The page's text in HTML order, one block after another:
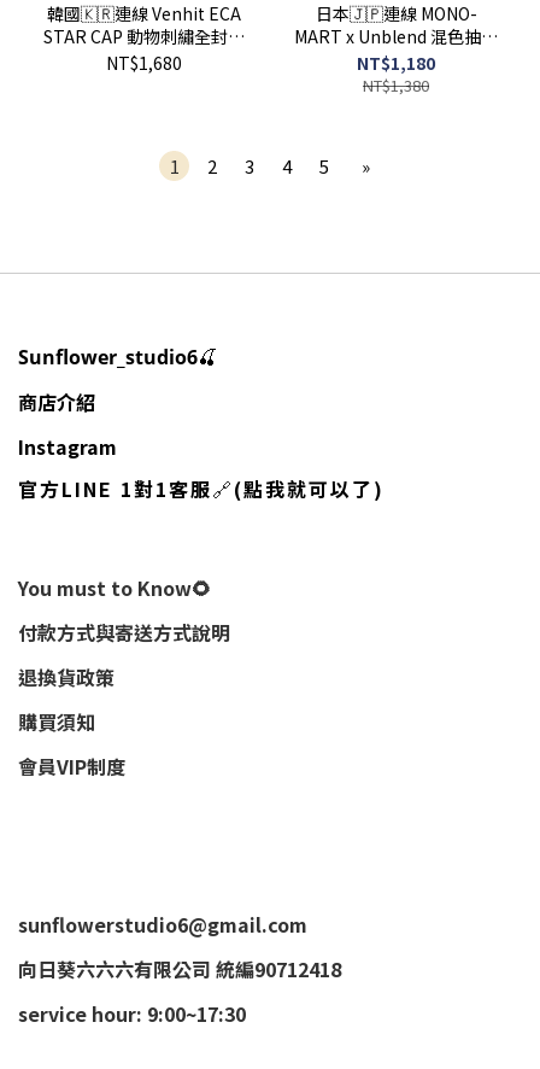
韓國🇰🇷連線 Venhit ECA
STAR CAP 動物刺繡全封帽
天使 翅膀 星星 兔子 猴子 狗
NT$1,680
日本🇯🇵連線 MONO-
MART x Unblend 混色抽繩
休閒運動棉褲 抽繩 休閒褲
運動褲 棉褲 長褲 褲子 8色
NT$1,180
NT$1,380
1 2 3 4 5 »
Sunflower_studio6🍒
商店介紹
Instagram
官方LINE 1對1客服🔗(點我就可以了)
You must to Know🌻
付款方式與寄送方式說明
退換貨政策
購買須知
會員VIP制度
sunflowerstudio6@gmail.com
向日葵六六六有限公司 統編90712418
service hour: 9:00~17:30